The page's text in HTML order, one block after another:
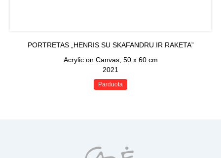
PORTRETAS „HENRIS SU SKAFANDRU IR RAKETA”
Acrylic on Canvas, 50 x 60 cm
2021
Parduota